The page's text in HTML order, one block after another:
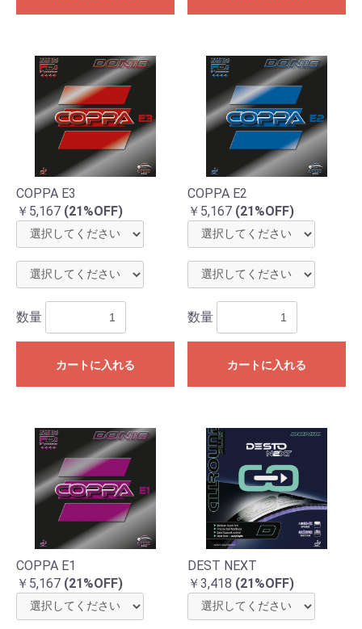
COPPA E3
￥5,167 (21%OFF)
数量
カートに入れる
COPPA E2
￥5,167 (21%OFF)
数量
カートに入れる
COPPA E1
￥5,167 (21%OFF)
DEST NEXT
￥3,418 (21%OFF)